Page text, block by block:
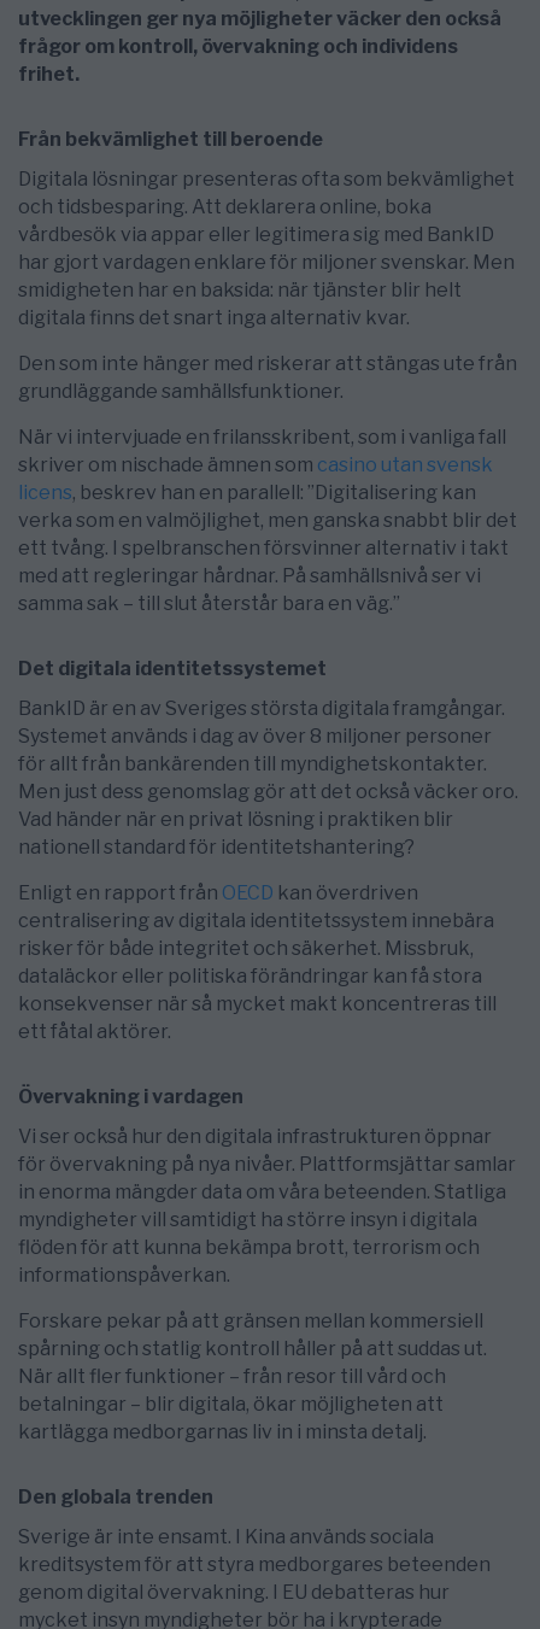
utvecklingen ger nya möjligheter väcker den också
frågor om kontroll, övervakning och individens
frihet.
Från bekvämlighet till beroende
Digitala lösningar presenteras ofta som bekvämlighet
och tidsbesparing. Att deklarera online, boka
vårdbesök via appar eller legitimera sig med BankID
har gjort vardagen enklare för miljoner svenskar. Men
smidigheten har en baksida: när tjänster blir helt
digitala finns det snart inga alternativ kvar.
Den som inte hänger med riskerar att stängas ute från
grundläggande samhällsfunktioner.
När vi intervjuade en frilansskribent, som i vanliga fall
skriver om nischade ämnen som casino utan svensk
licens, beskrev han en parallell: ”Digitalisering kan
verka som en valmöjlighet, men ganska snabbt blir det
ett tvång. I spelbranschen försvinner alternativ i takt
med att regleringar hårdnar. På samhällsnivå ser vi
samma sak – till slut återstår bara en väg.”
Det digitala identitetssystemet
BankID är en av Sveriges största digitala framgångar.
Systemet används i dag av över 8 miljoner personer
för allt från bankärenden till myndighetskontakter.
Men just dess genomslag gör att det också väcker oro.
Vad händer när en privat lösning i praktiken blir
nationell standard för identitetshantering?
Enligt en rapport från OECD kan överdriven
centralisering av digitala identitetssystem innebära
risker för både integritet och säkerhet. Missbruk,
dataläckor eller politiska förändringar kan få stora
konsekvenser när så mycket makt koncentreras till
ett fåtal aktörer.
Övervakning i vardagen
Vi ser också hur den digitala infrastrukturen öppnar
för övervakning på nya nivåer. Plattformsjättar samlar
in enorma mängder data om våra beteenden. Statliga
myndigheter vill samtidigt ha större insyn i digitala
flöden för att kunna bekämpa brott, terrorism och
informationspåverkan.
Forskare pekar på att gränsen mellan kommersiell
spårning och statlig kontroll håller på att suddas ut.
När allt fler funktioner – från resor till vård och
betalningar – blir digitala, ökar möjligheten att
kartlägga medborgarnas liv in i minsta detalj.
Den globala trenden
Sverige är inte ensamt. I Kina används sociala
kreditsystem för att styra medborgares beteenden
genom digital övervakning. I EU debatteras hur
mycket insyn myndigheter bör ha i krypterade